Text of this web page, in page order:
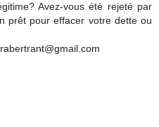
Avez-vous été rejeté par
prêt pour effacer votre dette ou